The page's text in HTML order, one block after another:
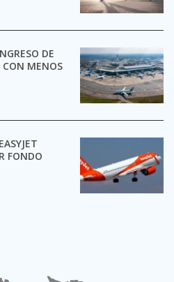
DE
CON MENOS
FONDO